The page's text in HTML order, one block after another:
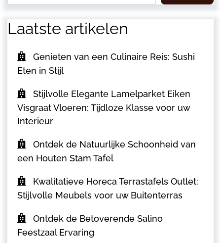
Laatste artikelen
Genieten van een Culinaire Reis: Sushi
Eten in Stijl
Stijlvolle Elegante Lamelparket Eiken
Visgraat Vloeren: Tijdloze Klasse voor uw
Interieur
Ontdek de Natuurlijke Schoonheid van
een Houten Stam Tafel
Kwalitatieve Horeca Terrastafels Outlet:
Stijlvolle Meubels voor uw Buitenterras
Ontdek de Betoverende Salino
Feestzaal Ervaring